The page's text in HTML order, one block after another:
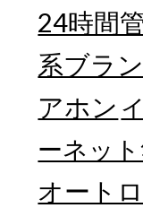
24時間
系ブラ
アホン
ーネッ
オート